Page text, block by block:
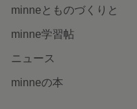
minneとものづくりと
minne学習帖
ニュース
minneの本